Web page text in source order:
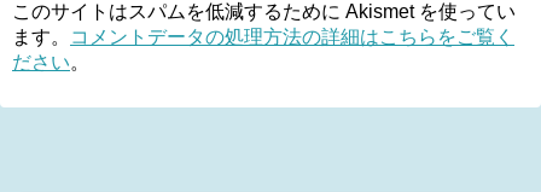
このサイトはスパムを低減するために Akismet を使ってい
ます。
コメントデータの処理方法の詳細はこちらをご覧く
ださい。